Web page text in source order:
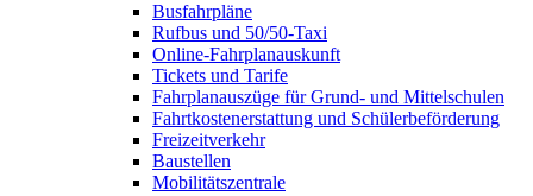
Busfahrpläne
Rufbus und 50/50-Taxi
Online-Fahrplanauskunft
Tickets und Tarife
Fahrplanauszüge für Grund- und Mittelschulen
Fahrtkostenerstattung und Schülerbeförderung
Freizeitverkehr
Baustellen
Mobilitätszentrale